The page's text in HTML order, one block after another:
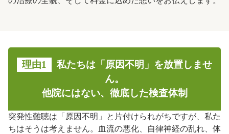
理由1
私たちは「原因不明」を放置しませ
ん。
他院にはない、徹底した検査体制
突発性難聴は「原因不明」と片付けられがちですが、私た
ちはそうは考えません。血流の悪化、自律神経の乱れ、体